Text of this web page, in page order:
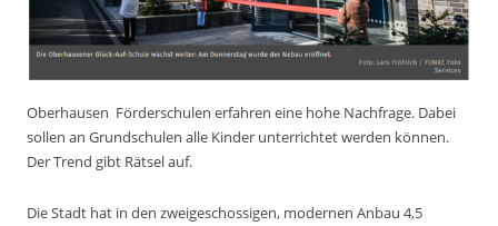
Oberhausen Förderschulen erfahren eine hohe Nachfrage. Dabei
sollen an Grundschulen alle Kinder unterrichtet werden können.
Der Trend gibt Rätsel auf.
Die Stadt hat in den zweigeschossigen, modernen Anbau 4,5